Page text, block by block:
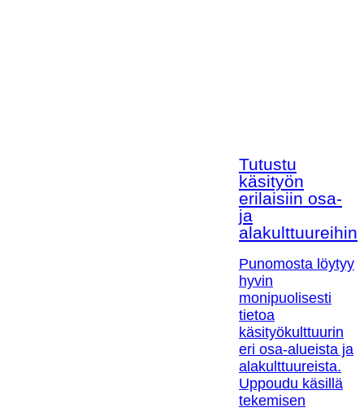
Tutustu
käsityön
erilaisiin osa-
ja
alakulttuureihin!
Punomosta löytyy
hyvin
monipuolisesti
tietoa
käsityökulttuurin
eri osa-alueista ja
alakulttuureista.
Uppoudu käsillä
tekemisen